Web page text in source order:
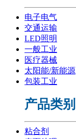
电子电气
交通运输
LED照明
一般工业
医疗器械
太阳能/新能源
包装工业
产品类别
粘合剂